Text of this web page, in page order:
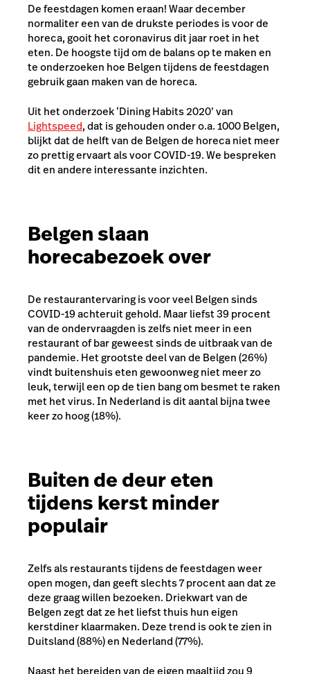
De feestdagen komen eraan! Waar december
normaliter een van de drukste periodes is voor de
horeca, gooit het coronavirus dit jaar roet in het
eten. De hoogste tijd om de balans op te maken en
te onderzoeken hoe Belgen tijdens de feestdagen
gebruik gaan maken van de horeca.
Uit het onderzoek ‘Dining Habits 2020’ van
Lightspeed, dat is gehouden onder o.a. 1000 Belgen,
blijkt dat de helft van de Belgen de horeca niet meer
zo prettig ervaart als voor COVID-19. We bespreken
dit en andere interessante inzichten.
Belgen slaan
horecabezoek over
De restaurantervaring is voor veel Belgen sinds
COVID-19 achteruit gehold. Maar liefst 39 procent
van de ondervraagden iszelfs niet meer in een
restaurant of bar geweest sinds de uitbraak van de
pandemie. Het grootste deel van de Belgen (26%)
vindt buitenshuis eten gewoonweg niet meer zo
leuk, terwijl een op de tien bang om besmet te raken
met het virus. In Nederland is dit aantal bijna twee
keer zo hoog (18%).
Buiten de deur eten
tijdens kerst minder
populair
Zelfs als restaurants tijdens de feestdagen weer
open mogen, dan geeft slechts 7 procent aan dat ze
deze graag willen bezoeken. Driekwart van de
Belgen zegt dat ze het liefst thuis hun eigen
kerstdiner klaarmaken. Deze trend is ook te zien in
Duitsland (88%) en Nederland (77%).
Naast het bereiden van de eigen maaltijd zou 9